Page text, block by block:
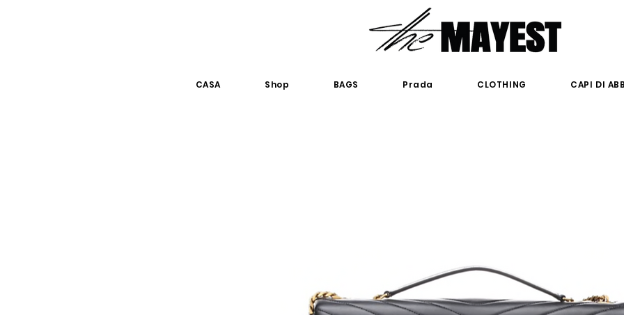
CASA Shop BAGS Prada CLOTHING CAPI DI